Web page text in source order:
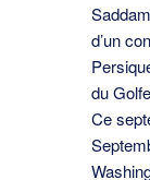
d’un
du
Ce